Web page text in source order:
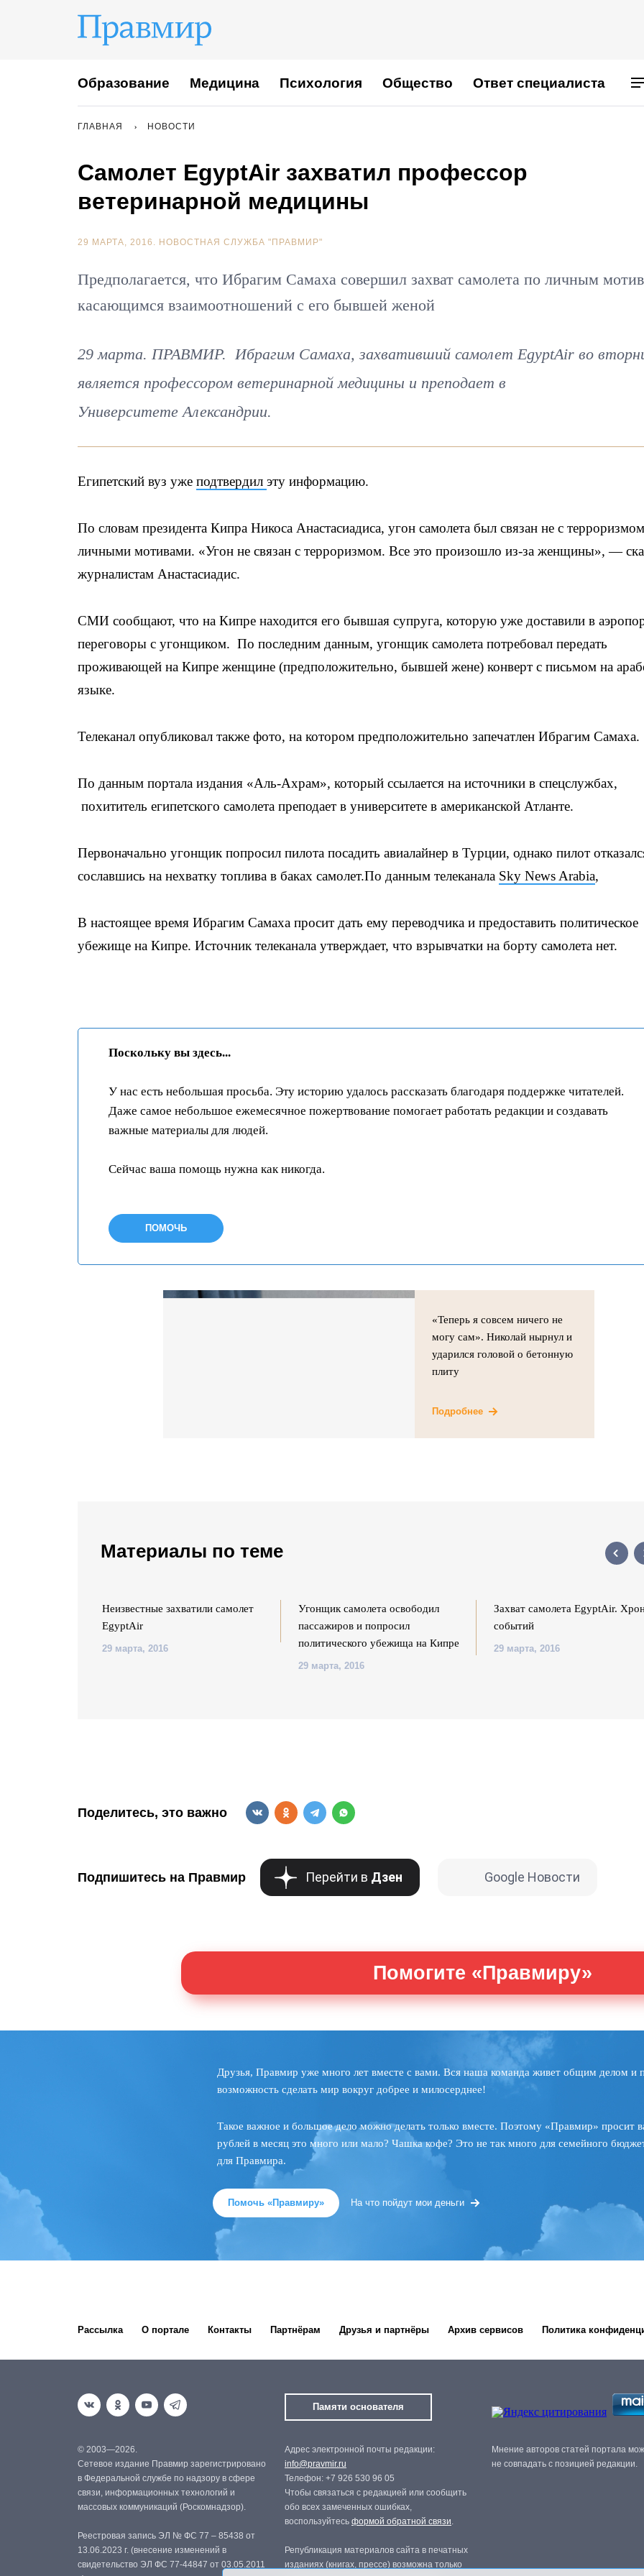
Образование Медицина Психология Общество Ответ специалиста
ГЛАВНАЯ НОВОСТИ
Самолет EgyptAir захватил профессор
ветеринарной медицины
29 МАРТА, 2016. НОВОСТНАЯ СЛУЖБА "ПРАВМИР"
Предполагается, что Ибрагим Самаха совершил захват самолета по личным
касающимся взаимоотношений с его бывшей женой
29 марта. ПРАВМИР. Ибрагим Самаха, захвативший самолет EgyptAir во
является профессором ветеринарной медицины и преподает в
Университете Александрии.
Египетский вуз уже подтвердил эту информацию.
По словам президента Кипра Никоса Анастасиадиса, угон самолета был связан не с
личными мотивами. «Угон не связан с терроризмом. Все это произошло из-за женщины», —
журналистам Анастасиадис.
СМИ сообщают, что на Кипре находится его бывшая супруга, которую уже доставили в
переговоры с угонщиком. По последним данным, угонщик самолета потребовал передать
проживающей на Кипре женщине (предположительно, бывшей жене) конверт с письмом на
языке.
Телеканал опубликовал также фото, на котором предположительно запечатлен Ибрагим Самаха.
По данным портала издания «Аль-Ахрам», который ссылается на источники в спецслужбах,
похититель египетского самолета преподает в университете в американской Атланте.
Первоначально угонщик попросил пилота посадить авиалайнер в Турции, однако пилот
сославшись на нехватку топлива в баках самолет.По данным телеканала Sky News Arabia,
В настоящее время Ибрагим Самаха просит дать ему переводчика и предоставить политическое
убежище на Кипре. Источник телеканала утверждает, что взрывчатки на борту самолета нет.
Поскольку вы здесь...
У нас есть небольшая просьба. Эту историю удалось рассказать благодаря поддержке читателей.
Даже самое небольшое ежемесячное пожертвование помогает работать редакции и создавать
важные материалы для людей.
Сейчас ваша помощь нужна как никогда.
ПОМОЧЬ
«Теперь я совсем ничего не
могу сам». Николай нырнул и
ударился головой о бетонную
плиту
Подробнее
Материалы по теме
Неизвестные захватили самолет
EgyptAir
29 марта, 2016
Угонщик самолета освободил
пассажиров и попросил
политического убежища на Кипре
29 марта, 2016
Захват самолета EgyptAir.
событий
29 марта, 2016
Поделитесь, это важно
Подпишитесь на Правмир Перейти в Дзен Google Новости
Помогите «Правмиру»
Друзья, Правмир уже много лет вместе с вами. Вся наша команда живет общим делом и
возможность сделать мир вокруг добрее и милосерднее!
Такое важное и большое дело можно делать только вместе. Поэтому «Правмир» просит
рублей в месяц это много или мало? Чашка кофе? Это не так много для семейного
для Правмира.
Помочь «Правмиру» На что пойдут мои деньги
Рассылка О портале Контакты Партнёрам Друзья и партнёры Архив сервисов Политика
Памяти основателя
© 2003—2026.
Сетевое издание Правмир зарегистрировано
в Федеральной службе по надзору в сфере
связи, информационных технологий и
массовых коммуникаций (Роскомнадзор).
Реестровая запись ЭЛ № ФС 77 – 85438 от
13.06.2023 г. (внесение изменений в
свидетельство ЭЛ ФС 77-44847 от 03.05.2011
Адрес электронной почты редакции:
info@pravmir.ru
Телефон: +7 926 530 96 05
Чтобы связаться с редакцией или сообщить
обо всех замеченных ошибках,
воспользуйтесь формой обратной связи.
Републикация материалов сайта в печатных
изданиях (книгах, прессе) возможна только
Мнение авторов статей портала
не совпадать с позицией редакции.